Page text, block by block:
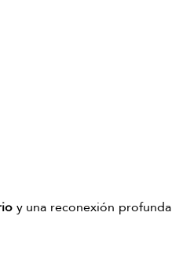
y una reconexión profunda